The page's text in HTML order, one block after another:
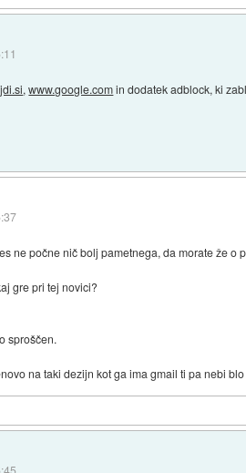
,www.google.comin dodatek adblock, ki
ne počne nič bolj pametnega, da morate že o
gre pri tej novici?
sproščen.
na taki dezijn kot ga ima gmail ti pa nebi